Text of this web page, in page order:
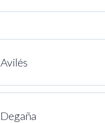
Avilés
Degaña